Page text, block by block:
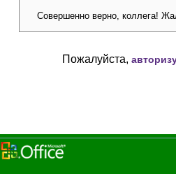
Совершенно верно, коллега!
Пожалуйста,